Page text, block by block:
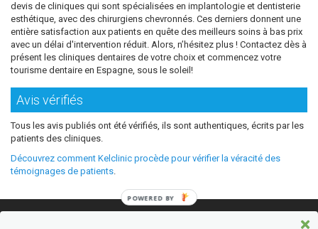
devis de cliniques qui sont spécialisées en implantologie et dentisterie
esthétique, avec des chirurgiens chevronnés. Ces derniers donnent une
entière satisfaction aux patients en quête des meilleurs soins à bas prix
avec un délai d'intervention réduit. Alors, n’hésitez plus ! Contactez dès à
présent les cliniques dentaires de votre choix et commencez votre
tourisme dentaire en Espagne, sous le soleil!
Avis vérifiés
Tous les avis publiés ont été vérifiés, ils sont authentiques, écrits par les
patients des cliniques.
Découvrez comment Kelclinic procède pour vérifier la véracité des
témoignages de patients.
POWERED BY